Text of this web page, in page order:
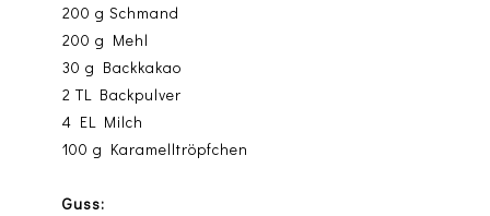
200 g Schmand
200 g Mehl
30 g Backkakao
2 TL Backpulver
4 EL Milch
100 g Karamelltröpfchen
Guss: